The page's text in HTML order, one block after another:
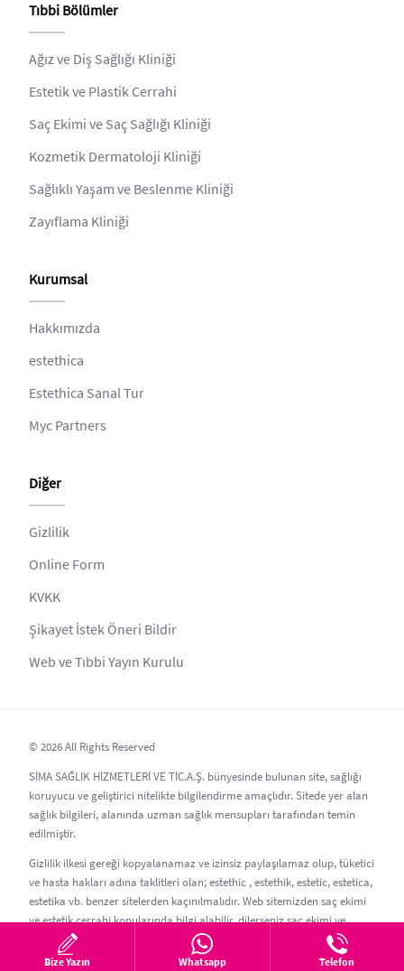
Tıbbi Bölümler
Ağız ve Diş Sağlığı Kliniği
Estetik ve Plastik Cerrahi
Saç Ekimi ve Saç Sağlığı Kliniği
Kozmetik Dermatoloji Kliniği
Sağlıklı Yaşam ve Beslenme Kliniği
Zayıflama Kliniği
Kurumsal
Hakkımızda
estethica
Estethica Sanal Tur
Myc Partners
Diğer
Gizlilik
Online Form
KVKK
Şikayet İstek Öneri Bildir
Web ve Tıbbi Yayın Kurulu
© 2026 All Rights Reserved
SİMA SAĞLIK HİZMETLERİ VE TİC.A.Ş. bünyesinde bulunan site, sağlığı
koruyucu ve geliştirici nitelikte bilgilendirme amaçlıdır. Sitede yer alan
sağlık bilgileri, alanında uzman sağlık mensupları tarafından temin
edilmiştir.
Gizlilik ilkesi gereği kopyalanamaz ve izinsiz paylaşılamaz olup, tüketici
ve hasta hakları adına taklitleri olan; estethic , estethik, estetic, estetica,
estetika vb. benzer sitelerden kaçınılmalıdır. Web sitemizden saç ekimi
ve estetik cerrahi konularında bilgi alabilir, dilerseniz saç ekimi ve
estetik randevusu oluşturabilirsiniz.
Bize Yazın Whatsapp Telefon